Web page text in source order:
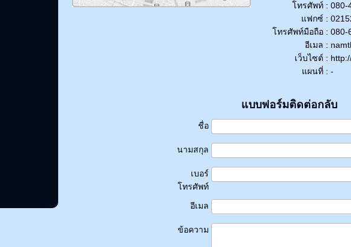
โทรศัพท์ : 080-
แฟกซ์ :
โทรศัพท์มือถือ : 080-
อีเมล :
เว็บไซต์ :
แผนที่ : -
แบบฟอร์มติดต่อกลับ
ชื่อ
นามสกุล
เบอร์
โทรศัพท์
อีเมล
ข้อความ